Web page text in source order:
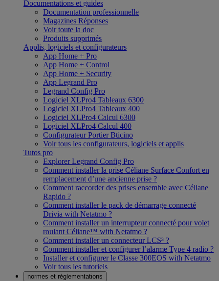
Documentations et guides
Documentation professionnelle
Magazines Réponses
Voir toute la doc
Produits supprimés
Applis, logiciels et configurateurs
App Home + Pro
App Home + Control
App Home + Security
App Legrand Pro
Legrand Config Pro
Logiciel XLPro4 Tableaux 6300
Logiciel XLPro4 Tableaux 400
Logiciel XLPro4 Calcul 6300
Logiciel XLPro4 Calcul 400
Configurateur Portier Bticino
Voir tous les configurateurs, logiciels et applis
Tutos pro
Explorer Legrand Config Pro
Comment installer la prise Céliane Surface Confort en
remplacement d’une ancienne prise ?
Comment raccorder des prises ensemble avec Céliane
Rapido ?
Comment installer le pack de démarrage connecté
Drivia with Netatmo ?
Comment installer un interrupteur connecté pour volet
roulant Céliane™ with Netatmo ?
Comment installer un connecteur LCS³ ?
Comment installer et configurer l’alarme Type 4 radio ?
Installer et configurer le Classe 300EOS with Netatmo
Voir tous les tutoriels
normes et réglementations